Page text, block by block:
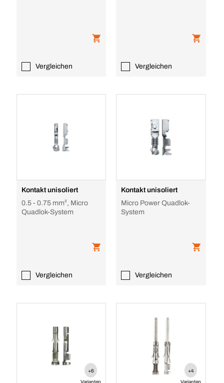
Vergleichen Vergleichen
Kontakt unisoliert
0.5 - 0.75 mm², Micro
Quadlok-System
Vergleichen
Kontakt unisoliert
Micro Power Quadlok-
System
Vergleichen
+6
Varianten
+4
Varianten